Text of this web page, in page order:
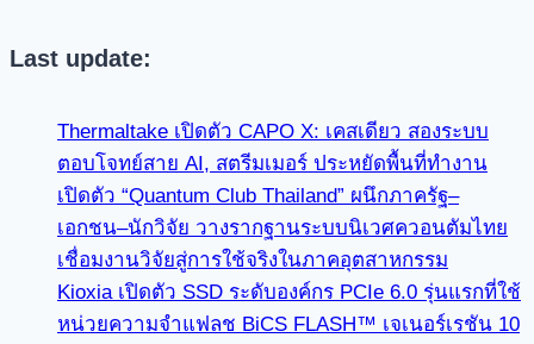
Last update:
Thermaltake เปิดตัว CAPO X: เคสเดียว สองระบบ
ตอบโจทย์สาย AI, สตรีมเมอร์ ประหยัดพื้นที่ทำงาน
เปิดตัว “Quantum Club Thailand” ผนึกภาครัฐ–
เอกชน–นักวิจัย วางรากฐานระบบนิเวศควอนตัมไทย
เชื่อมงานวิจัยสู่การใช้จริงในภาคอุตสาหกรรม
Kioxia เปิดตัว SSD ระดับองค์กร PCIe 6.0 รุ่นแรกที่ใช้
หน่วยความจำแฟลช BiCS FLASH™ เจเนอร์เรชัน 10